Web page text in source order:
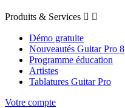
Produits & Services  
Démo gratuite
Nouveautés Guitar Pro 8
Programme éducation
Artistes
Tablatures Guitar Pro
Votre compte